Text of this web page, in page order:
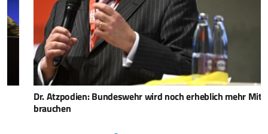
Dr. Atzpodien: Bundeswehr wird noch erheblich mehr Mittel
brauchen